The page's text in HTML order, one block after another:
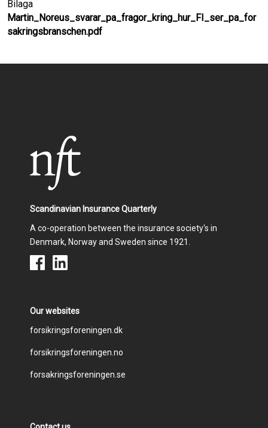
Bilaga
Martin_Noreus_svarar_pa_fragor_kring_hur_FI_ser_pa_for
sakringsbranschen.pdf
Scandinavian Insurance Quarterly
A co-operation between the insurance society's in
Denmark, Norway and Sweden since 1921.
Our websites
Footer
menu
forsikringsforeningen.dk
forsikringsforeningen.no
forsakringsforeningen.se